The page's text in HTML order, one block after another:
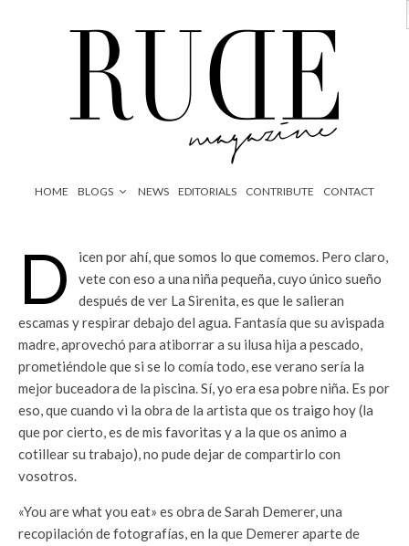
HOME BLOGS NEWS EDITORIALS CONTRIBUTE CONTACT
D
icen por ahí, que somos lo que comemos. Pero claro,
vete con eso a una niña pequeña, cuyo único sueño
después de ver La Sirenita, es que le salieran
escamas y respirar debajo del agua. Fantasía que su avispada
madre, aprovechó para atiborrar a su ilusa hija a pescado,
prometiéndole que si se lo comía todo, ese verano sería la
mejor buceadora de la piscina. Sí, yo era esa pobre niña. Es por
eso, que cuando vi la obra de la artista que os traigo hoy (la
que por cierto, es de mis favoritas y a la que os animo a
cotillear su trabajo), no pude dejar de compartirlo con
vosotros.
«You are what you eat» es obra de Sarah Demerer, una
recopilación de fotografías, en la que Demerer aparte de